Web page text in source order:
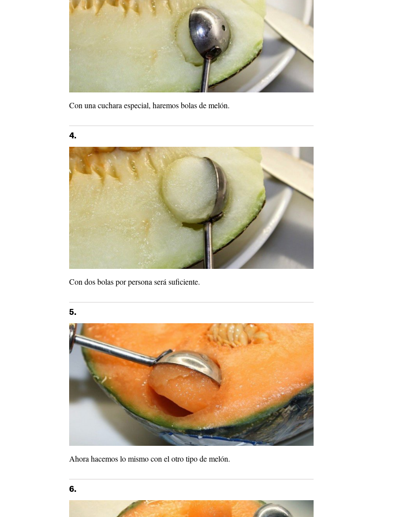
Con una cuchara especial, haremos bolas de melón.
4.
Con dos bolas por persona será suficiente.
5.
Ahora hacemos lo mismo con el otro tipo de melón.
6.